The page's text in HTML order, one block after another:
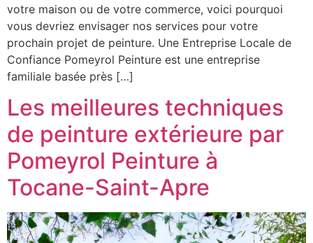
votre maison ou de votre commerce, voici pourquoi
vous devriez envisager nos services pour votre
prochain projet de peinture. Une Entreprise Locale de
Confiance Pomeyrol Peinture est une entreprise
familiale basée près […]
Les meilleures techniques
de peinture extérieure par
Pomeyrol Peinture à
Tocane-Saint-Apre